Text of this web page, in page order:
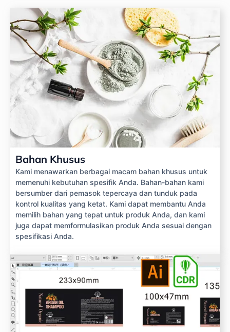
Bahan Khusus
Kami menawarkan berbagai macam bahan khusus untuk
memenuhi kebutuhan spesifik Anda. Bahan-bahan kami
bersumber dari pemasok tepercaya dan tunduk pada
kontrol kualitas yang ketat. Kami dapat membantu Anda
memilih bahan yang tepat untuk produk Anda, dan kami
juga dapat memformulasikan produk Anda sesuai dengan
spesifikasi Anda.